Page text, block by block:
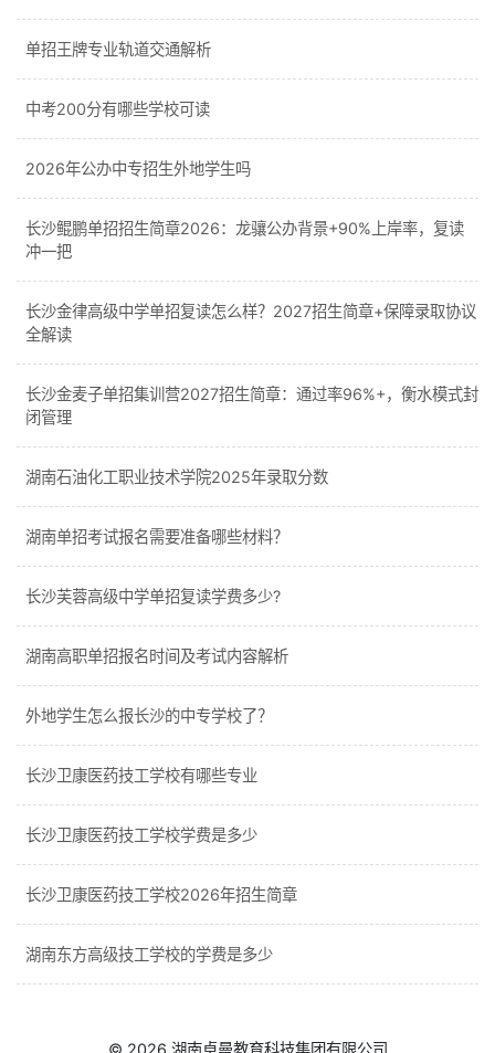
单招王牌专业轨道交通解析
中考200分有哪些学校可读
2026年公办中专招生外地学生吗
长沙鲲鹏单招招生简章2026：龙骧公办背景+90%上岸率，复读
冲一把
长沙金律高级中学单招复读怎么样？2027招生简章+保障录取协议
全解读
长沙金麦子单招集训营2027招生简章：通过率96%+，衡水模式封
闭管理
湖南石油化工职业技术学院2025年录取分数
湖南单招考试报名需要准备哪些材料？
长沙芙蓉高级中学单招复读学费多少?
湖南高职单招报名时间及考试内容解析
外地学生怎么报长沙的中专学校了？
长沙卫康医药技工学校有哪些专业
长沙卫康医药技工学校学费是多少
长沙卫康医药技工学校2026年招生简章
湖南东方高级技工学校的学费是多少
© 2026 湖南卓曼教育科技集团有限公司